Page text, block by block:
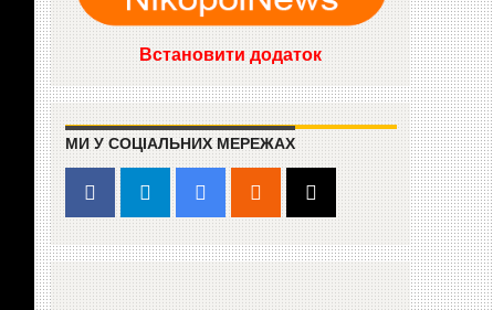
Встановити додаток
МИ У СОЦІАЛЬНИХ МЕРЕЖАХ